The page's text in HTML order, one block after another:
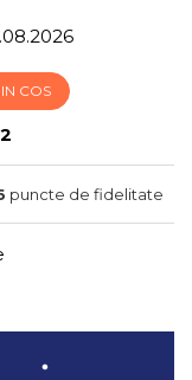
COS
puncte de fidelitate